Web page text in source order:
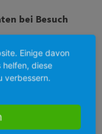
bei Besuch
uns anderweitig
nur die
an unseren
die für uns
Website
Einige davon
helfen, diese
verbessern.